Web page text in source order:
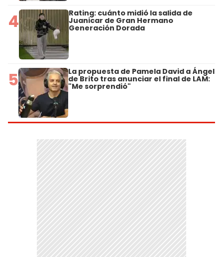
4 Rating: cuánto midió la salida de
Juanicar de Gran Hermano
Generación Dorada
5 La propuesta de Pamela David a Ángel
de Brito tras anunciar el final de LAM:
"Me sorprendió"